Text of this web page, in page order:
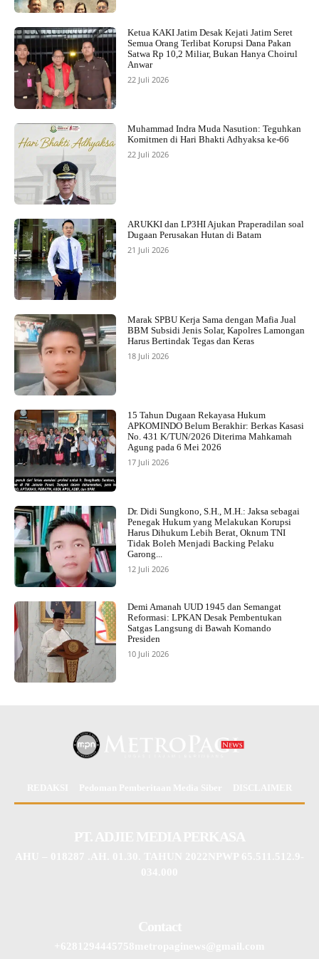
Ketua KAKI Jatim Desak Kejati Jatim Seret
Semua Orang Terlibat Korupsi Dana Pakan
Satwa Rp 10,2 Miliar, Bukan Hanya Choirul
Anwar
22 Juli 2026
Muhammad Indra Muda Nasution: Teguhkan
Komitmen di Hari Bhakti Adhyaksa ke-66
22 Juli 2026
ARUKKI dan LP3HI Ajukan Praperadilan soal
Dugaan Perusakan Hutan di Batam
21 Juli 2026
Marak SPBU Kerja Sama dengan Mafia Jual
BBM Subsidi Jenis Solar, Kapolres Lamongan
Harus Bertindak Tegas dan Keras
18 Juli 2026
15 Tahun Dugaan Rekayasa Hukum
APKOMINDO Belum Berakhir: Berkas Kasasi
No. 431 K/TUN/2026 Diterima Mahkamah
Agung pada 6 Mei 2026
17 Juli 2026
Dr. Didi Sungkono, S.H., M.H.: Jaksa sebagai
Penegak Hukum yang Melakukan Korupsi
Harus Dihukum Lebih Berat, Oknum TNI
Tidak Boleh Menjadi Backing Pelaku
Garong...
12 Juli 2026
Demi Amanah UUD 1945 dan Semangat
Reformasi: LPKAN Desak Pembentukan
Satgas Langsung di Bawah Komando
Presiden
10 Juli 2026